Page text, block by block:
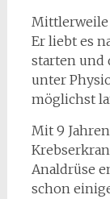
Mittlerweile
Er liebt es
starten und
unter
möglichst
Mit 9
Analdrüse
schon